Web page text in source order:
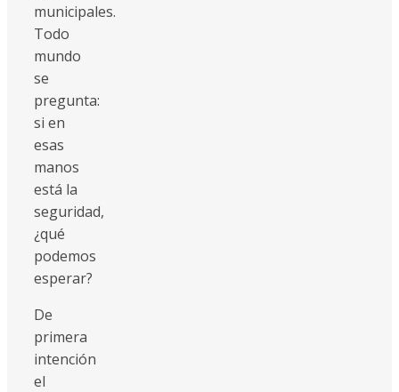
municipales.
Todo
mundo
se
pregunta:
si en
esas
manos
está la
seguridad,
¿qué
podemos
esperar?
De
primera
intención
el